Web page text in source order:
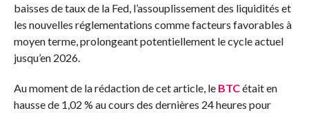
baisses de taux de la Fed, l’assouplissement des liquidités et
les nouvelles réglementations comme facteurs favorables à
moyen terme, prolongeant potentiellement le cycle actuel
jusqu’en 2026.
Au moment de la rédaction de cet article, le BTCétait en
hausse de 1,02 % au cours des dernières 24 heures pour